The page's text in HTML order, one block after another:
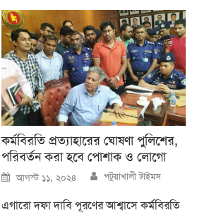
কর্মবিরতি প্রত্যাহারের ঘোষণা পুলিশের,
পরিবর্তন করা হবে পোশাক ও লোগো
Posted
on
আগস্ট ১১, ২০২৪ Author
পটুয়াখালী টাইমস
এগারো দফা দাবি পূরণের আশ্বাসে কর্মবিরতি